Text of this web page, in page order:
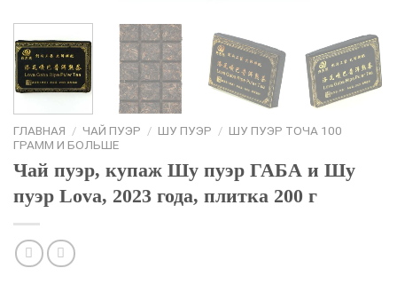
ГЛАВНАЯ / ЧАЙ ПУЭР / ШУ ПУЭР / ШУ ПУЭР ТОЧА 100
ГРАММ И БОЛЬШЕ
Чай пуэр, купаж Шу пуэр ГАБА и Шу
пуэр Lova, 2023 года, плитка 200 г